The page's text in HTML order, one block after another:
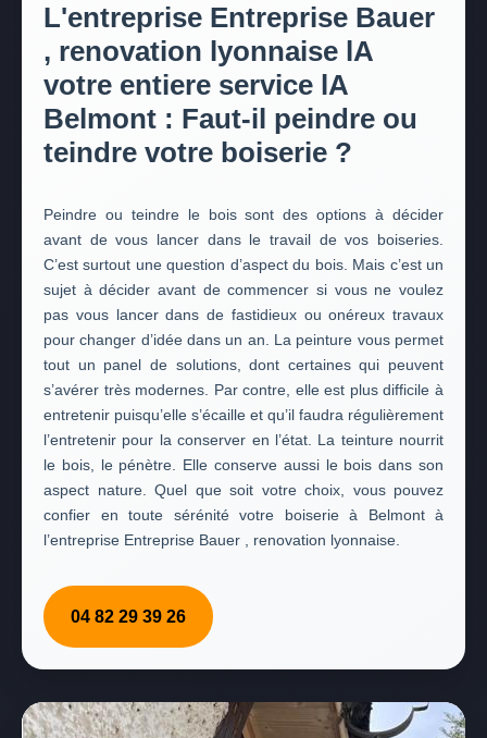
L'entreprise Entreprise Bauer
, renovation lyonnaise lA
votre entiere service lA
Belmont : Faut-il peindre ou
teindre votre boiserie ?
Peindre ou teindre le bois sont des options à décider
avant de vous lancer dans le travail de vos boiseries.
C’est surtout une question d’aspect du bois. Mais c’est un
sujet à décider avant de commencer si vous ne voulez
pas vous lancer dans de fastidieux ou onéreux travaux
pour changer d’idée dans un an. La peinture vous permet
tout un panel de solutions, dont certaines qui peuvent
s’avérer très modernes. Par contre, elle est plus difficile à
entretenir puisqu’elle s’écaille et qu’il faudra régulièrement
l’entretenir pour la conserver en l’état. La teinture nourrit
le bois, le pénètre. Elle conserve aussi le bois dans son
aspect nature. Quel que soit votre choix, vous pouvez
confier en toute sérénité votre boiserie à Belmont à
l’entreprise Entreprise Bauer , renovation lyonnaise.
04 82 29 39 26